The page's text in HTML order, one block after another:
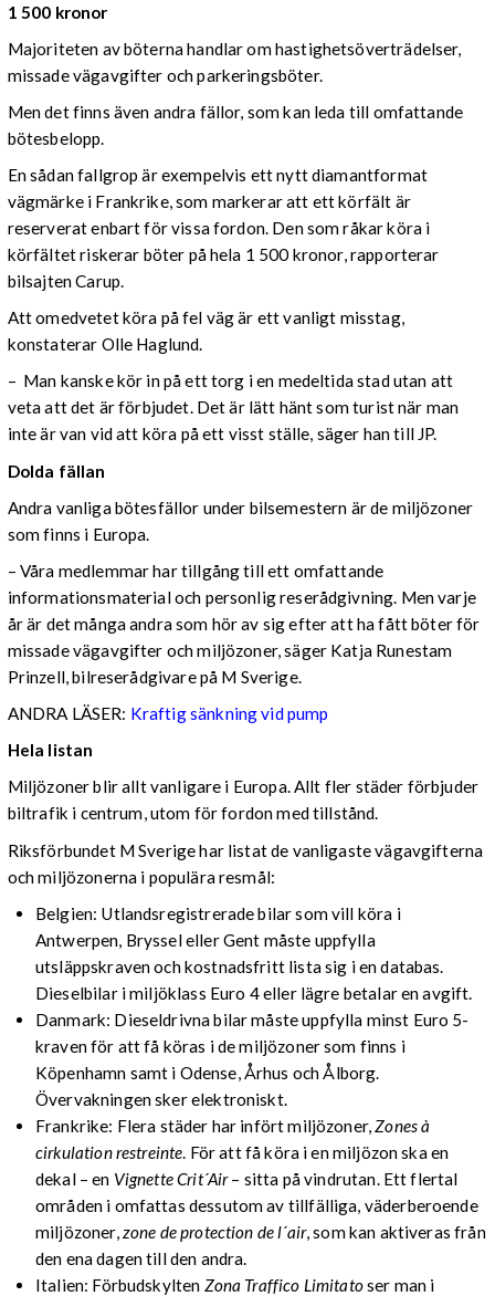
1 500 kronor
Majoriteten av böterna handlar om hastighetsöverträdelser,
missade vägavgifter och parkeringsböter.
Men det finns även andra fällor, som kan leda till omfattande
bötesbelopp.
En sådan fallgrop är exempelvis ett nytt diamantformat
vägmärke i Frankrike, som markerar att ett körfält är
reserverat enbart för vissa fordon. Den som råkar köra i
körfältet riskerar böter på hela 1 500 kronor, rapporterar
bilsajten Carup.
Att omedvetet köra på fel väg är ett vanligt misstag,
konstaterar Olle Haglund.
– Man kanske kör in på ett torg i en medeltida stad utan att
veta att det är förbjudet. Det är lätt hänt som turist när man
inte är van vid att köra på ett visst ställe, säger han till JP.
Dolda fällan
Andra vanliga bötesfällor under bilsemestern är de miljözoner
som finns i Europa.
– Våra medlemmar har tillgång till ett omfattande
informationsmaterial och personlig reserådgivning. Men varje
år är det många andra som hör av sig efter att ha fått böter för
missade vägavgifter och miljözoner, säger Katja Runestam
Prinzell, bilreserådgivare på M Sverige.
ANDRA LÄSER: Kraftig sänkning vid pump
Hela listan
Miljözoner blir allt vanligare i Europa. Allt fler städer förbjuder
biltrafik i centrum, utom för fordon med tillstånd.
Riksförbundet M Sverige har listat de vanligaste vägavgifterna
och miljözonerna i populära resmål:
Belgien: Utlandsregistrerade bilar som vill köra i
Antwerpen, Bryssel eller Gent måste uppfylla
utsläppskraven och kostnadsfritt lista sig i en databas.
Dieselbilar i miljöklass Euro 4 eller lägre betalar en avgift.
Danmark: Dieseldrivna bilar måste uppfylla minst Euro 5-
kraven för att få köras i de miljözoner som finns i
Köpenhamn samt i Odense, Århus och Ålborg.
Övervakningen sker elektroniskt.
Frankrike: Flera städer har infört miljözoner,Zones à
cirkulation restreinte. För att få köra i en miljözon ska en
dekal – en Vignette Crit´Air– sitta på vindrutan. Ett flertal
områden i omfattas dessutom av tillfälliga, väderberoende
miljözoner,zone de protection de l´air, som kan aktiveras från
den ena dagen till den andra.
Italien: Förbudskylten Zona Traffico Limitatoser man i